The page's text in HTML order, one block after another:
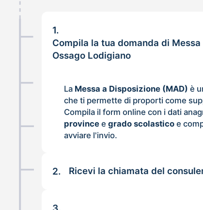
1.
Compila la tua domanda di
Ossago Lodigiano
La Messa a Disposizione (MAD) è
che ti permette di proporti come
Compila il form online con i dati
province egrado scolastico e
avviare l'invio.
2. Ricevi la chiamata del